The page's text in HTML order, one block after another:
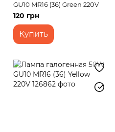
GU10 MR16 (36) Green 220V
120 грн
Купить